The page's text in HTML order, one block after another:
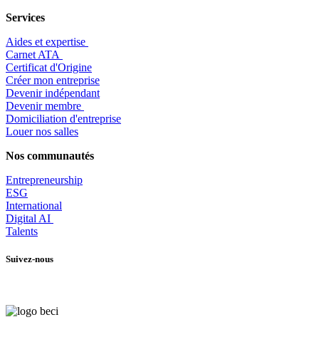
Services
Aides et expertise
​Carnet ATA
Certificat d'Origine
Créer mon entreprise
Devenir indépendant
Devenir membre
​Domiciliation d'entreprise
Louer nos salles
Nos communautés
Entrepreneurship
ESG
International
Digital AI
Talents
Suivez-nous